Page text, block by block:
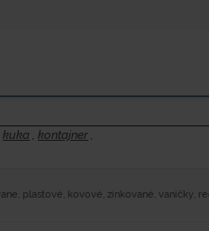
kuka ,kontajner ,
plastové, kovové, zinkované, vaničky,